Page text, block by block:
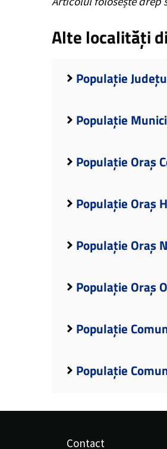
Alte localități
Populație
Populație
Populație Oraș
Populație Oraș
Populație Oraș
Populație Oraș
Populație
Populație
Contact